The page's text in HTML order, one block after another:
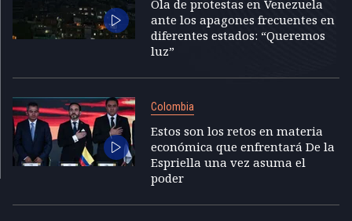
Ola de protestas en Venezuela
ante los apagones frecuentes en
diferentes estados: “Queremos
luz”
Colombia
Estos son los retos en materia
económica que enfrentará De la
Espriella una vez asuma el
poder